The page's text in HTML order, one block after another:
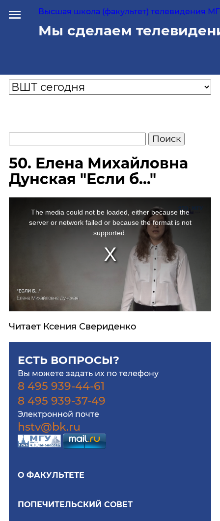
Высшая школа (факультет) телевидения
Мы сделаем
50. Елена Михайловна
Дунская "Если б..."
The media could not be loaded, either because the
server or network failed or because the format is not
supported.
Читает Ксения Свериденко
ЕСТЬ ВОПРОСЫ?
Вы можете задать их по телефону
8 495 939-44-61
8 495 939-37-49
Электронной почте
hstv@bk.ru
О ФАКУЛЬТЕТЕ
ПОПЕЧИТЕЛЬСКИЙ СОВЕТ